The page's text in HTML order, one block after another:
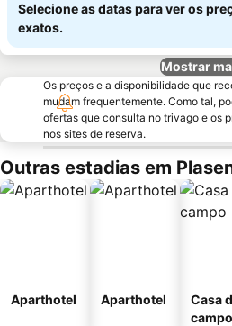
Selecione as datas para ver os
exatos.
Mostrar
Os preços e a disponibilidade que
mudam frequentemente. Como tal,
ofertas que consulta no trivago e os
nos sites de reserva.
Outras estadias em
Aparthotel Aparthotel
Casa
campo